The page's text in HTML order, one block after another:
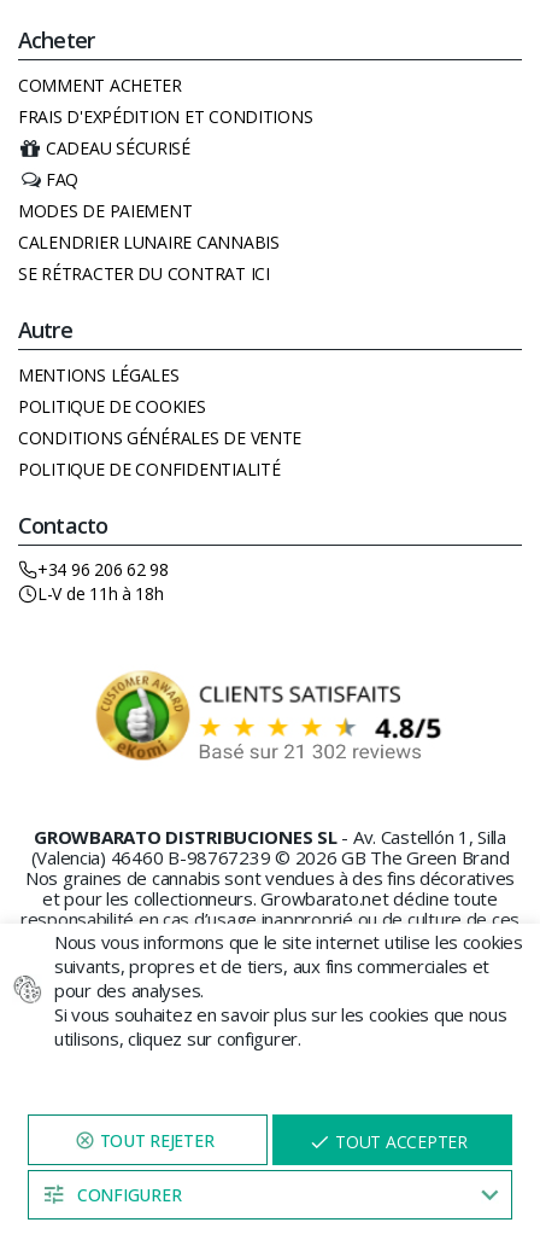
Acheter
COMMENT ACHETER
FRAIS D'EXPÉDITION ET CONDITIONS
CADEAU SÉCURISÉ
FAQ
MODES DE PAIEMENT
CALENDRIER LUNAIRE CANNABIS
SE RÉTRACTER DU CONTRAT ICI
Autre
MENTIONS LÉGALES
POLITIQUE DE COOKIES
CONDITIONS GÉNÉRALES DE VENTE
POLITIQUE DE CONFIDENTIALITÉ
Contacto
+34 96 206 62 98
L-V de 11h à 18h
GROWBARATO DISTRIBUCIONES SL - Av. Castellón 1, Silla
(Valencia) 46460 B-98767239 © 2026 GB The Green Brand
Nos graines de cannabis sont vendues à des fins décoratives
et pour les collectionneurs. Growbarato.net décline toute
responsabilité en cas d’usage inapproprié ou de culture de ces
graines.
Nous vous informons que le site internet utilise les cookies
suivants, propres et de tiers, aux fins commerciales et
pour des analyses.
Si vous souhaitez en savoir plus sur les cookies que nous
utilisons, cliquez sur configurer.
CONFIGURER
TOUT ACCEPTER
NAVIGUEZ SUR NOTRE SITE
PENDANT 5 MINUTES ET UNE
REMISEVOUS SERA PROPOSÉE
04:52